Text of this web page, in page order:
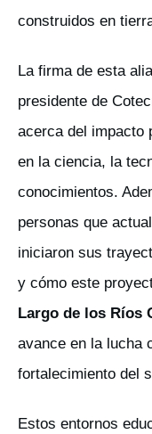
construidos en
La firma de esta
presidente de
acerca del impacto
en la ciencia, la
conocimientos.
personas que
iniciaron sus
y cómo este
Largo de los Ríos
avance en la lucha
fortalecimiento del
Estos entornos